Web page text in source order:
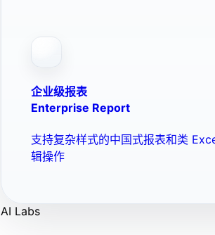
企业级报表
Enterprise Report
支持复杂样式的中国式报表和类
辑操作
AI Labs